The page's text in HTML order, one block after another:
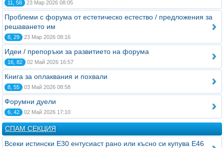
11, 58 23 Мар 2026 08:05
Проблеми с форума от естетическо естество / предложения за
решаването им
8, 29 23 Мар 2026 08:16
Идеи / препоръки за развитието на форума
16, 82 02 Май 2026 16:57
Книга за оплаквания и похвали
8, 55 03 Май 2026 08:58
Форумни дуели
6, 42 02 Май 2026 17:10
СПАМ СЕКЦИЯ
Всеки истински Е30 ентусиаст рано или късно си купува Е46